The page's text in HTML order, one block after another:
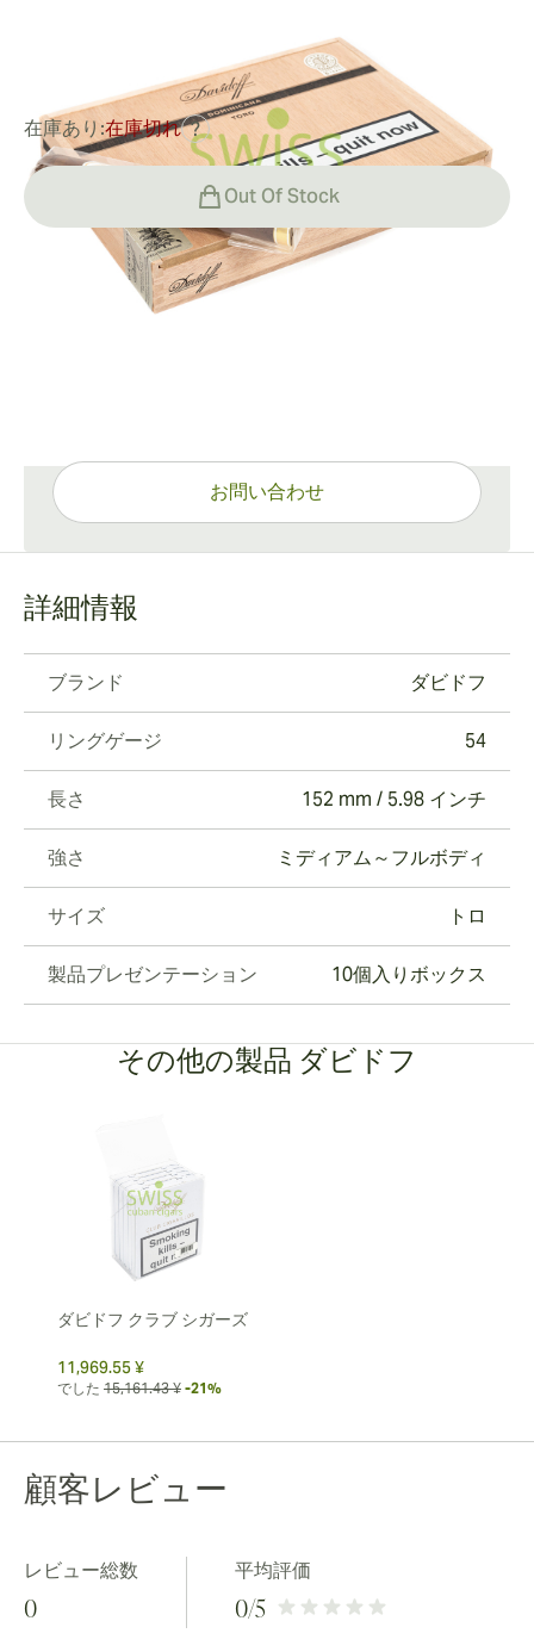
¥36,707でした¥48,676-25%
在庫あり:在庫切れ ?
Out Of Stock
お問い合わせ
詳細情報
ブランド ダビドフ
リングゲージ 54
長さ 152 mm / 5.98 インチ
強さ ミディアム～フルボディ
サイズ トロ
製品プレゼンテーション 10個入りボックス
その他の製品 ダビドフ
ダビドフ クラブ シガーズ
11,969.55 ¥
でした 15,161.43 ¥ -21%
顧客レビュー
レビュー総数
0
平均評価
0/5